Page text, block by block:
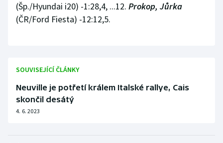
Parasport
Ragby
(Šp./Hyundai i20) -1:28,4, ...12. Prokop, Jůrka
(ČR/Ford Fiesta) -12:12,5.
SOUVISEJÍCÍ ČLÁNKY
Neuville je potřetí králem Italské rallye, Cais
skončil desátý
4. 6. 2023